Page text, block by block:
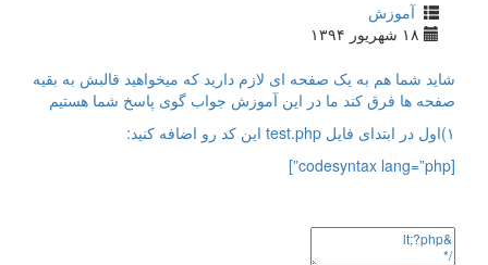
آموزش
۱۸ شهریور ۱۳۹۴
شاید شما هم به یک صفحه ای لازم دارید که میخواهید قالبش به بقیه
صفحه ها فرق کند ما در این آموزش جواب گوی پاسخ شما هستیم